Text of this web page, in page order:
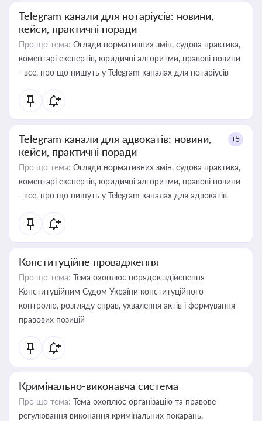
Telegram канали для нотаріусів: новини,
кейси, практичні поради
Про що тема: Огляди нормативних змін, судова практика,
коментарі експертів, юридичні алгоритми, правові новини
- все, про що пишуть у Telegram каналах для нотаріусів
Telegram канали для адвокатів: новини,
кейси, практичні поради
+5
Про що тема: Огляди нормативних змін, судова практика,
коментарі експертів, юридичні алгоритми, правові новини
- все, про що пишуть у Telegram каналах для адвокатів
Конституційне провадження
Про що тема: Тема охоплює порядок здійснення
Конституційним Судом України конституційного
контролю, розгляду справ, ухвалення актів і формування
правових позицій
Кримінально-виконавча система
Про що тема: Тема охоплює організацію та правове
регулювання виконання кримінальних покарань,